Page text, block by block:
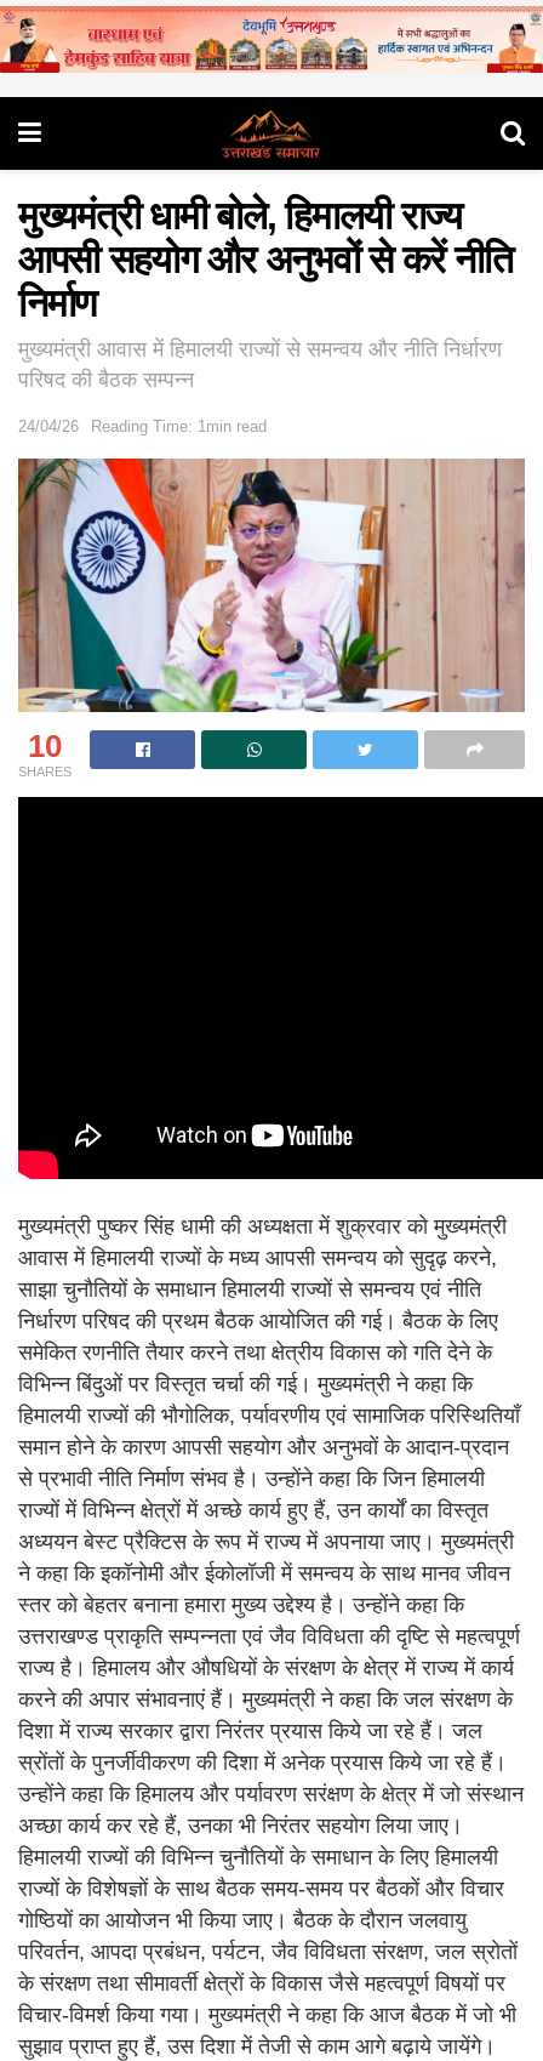
मुख्यमंत्री धामी बोले, हिमालयी राज्य
आपसी सहयोग और अनुभवों से करें नीति
निर्माण
मुख्यमंत्री आवास में हिमालयी राज्यों से समन्वय और नीति निर्धारण
परिषद की बैठक सम्पन्न
24/04/26 Reading Time: 1min read
10
SHARES
मुख्यमंत्री पुष्कर सिंह धामी की अध्यक्षता में शुक्रवार को मुख्यमंत्री
आवास में हिमालयी राज्यों के मध्य आपसी समन्वय को सुदृढ़ करने,
साझा चुनौतियों के समाधान हिमालयी राज्यों से समन्वय एवं नीति
निर्धारण परिषद की प्रथम बैठक आयोजित की गई। बैठक के लिए
समेकित रणनीति तैयार करने तथा क्षेत्रीय विकास को गति देने के
विभिन्न बिंदुओं पर विस्तृत चर्चा की गई। मुख्यमंत्री ने कहा कि
हिमालयी राज्यों की भौगोलिक, पर्यावरणीय एवं सामाजिक परिस्थितियाँ
समान होने के कारण आपसी सहयोग और अनुभवों के आदान-प्रदान
से प्रभावी नीति निर्माण संभव है। उन्होंने कहा कि जिन हिमालयी
राज्यों में विभिन्न क्षेत्रों में अच्छे कार्य हुए हैं, उन कार्यों का विस्तृत
अध्ययन बेस्ट प्रैक्टिस के रूप में राज्य में अपनाया जाए। मुख्यमंत्री
ने कहा कि इकॉनोमी और ईकोलॉजी में समन्वय के साथ मानव जीवन
स्तर को बेहतर बनाना हमारा मुख्य उद्देश्य है। उन्होंने कहा कि
उत्तराखण्ड प्राकृति सम्पन्नता एवं जैव विविधता की दृष्टि से महत्वपूर्ण
राज्य है। हिमालय और औषधियों के संरक्षण के क्षेत्र में राज्य में कार्य
करने की अपार संभावनाएं हैं। मुख्यमंत्री ने कहा कि जल संरक्षण के
दिशा में राज्य सरकार द्वारा निरंतर प्रयास किये जा रहे हैं। जल
स्रोंतों के पुनर्जीवीकरण की दिशा में अनेक प्रयास किये जा रहे हैं।
उन्होंने कहा कि हिमालय और पर्यावरण सरंक्षण के क्षेत्र में जो संस्थान
अच्छा कार्य कर रहे हैं, उनका भी निरंतर सहयोग लिया जाए।
हिमालयी राज्यों की विभिन्न चुनौतियों के समाधान के लिए हिमालयी
राज्यों के विशेषज्ञों के साथ बैठक समय-समय पर बैठकों और विचार
गोष्ठियों का आयोजन भी किया जाए। बैठक के दौरान जलवायु
परिवर्तन, आपदा प्रबंधन, पर्यटन, जैव विविधता संरक्षण, जल स्रोतों
के संरक्षण तथा सीमावर्ती क्षेत्रों के विकास जैसे महत्वपूर्ण विषयों पर
विचार-विमर्श किया गया। मुख्यमंत्री ने कहा कि आज बैठक में जो भी
सुझाव प्राप्त हुए हैं, उस दिशा में तेजी से काम आगे बढ़ाये जायेंगे।